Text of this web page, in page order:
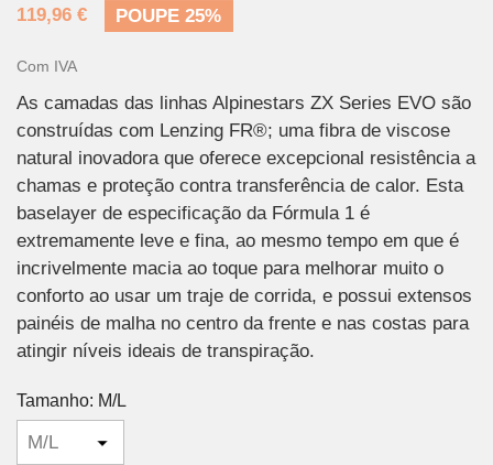
119,96 €
POUPE 25%
Com IVA
As camadas das linhas Alpinestars ZX Series EVO são
construídas com Lenzing FR®; uma fibra de viscose
natural inovadora que oferece excepcional resistência a
chamas e proteção contra transferência de calor. Esta
baselayer de especificação da Fórmula 1 é
extremamente leve e fina, ao mesmo tempo em que é
incrivelmente macia ao toque para melhorar muito o
conforto ao usar um traje de corrida, e possui extensos
painéis de malha no centro da frente e nas costas para
atingir níveis ideais de transpiração.
Tamanho: M/L